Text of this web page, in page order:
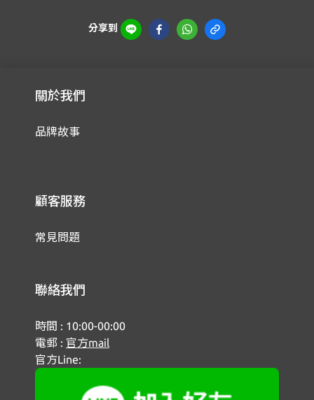
分享到
關於我們
品牌故事
顧客服務
常見問題
聯絡我們
時間 : 10:00-00:00
電郵 : 官方mail
官方Line: